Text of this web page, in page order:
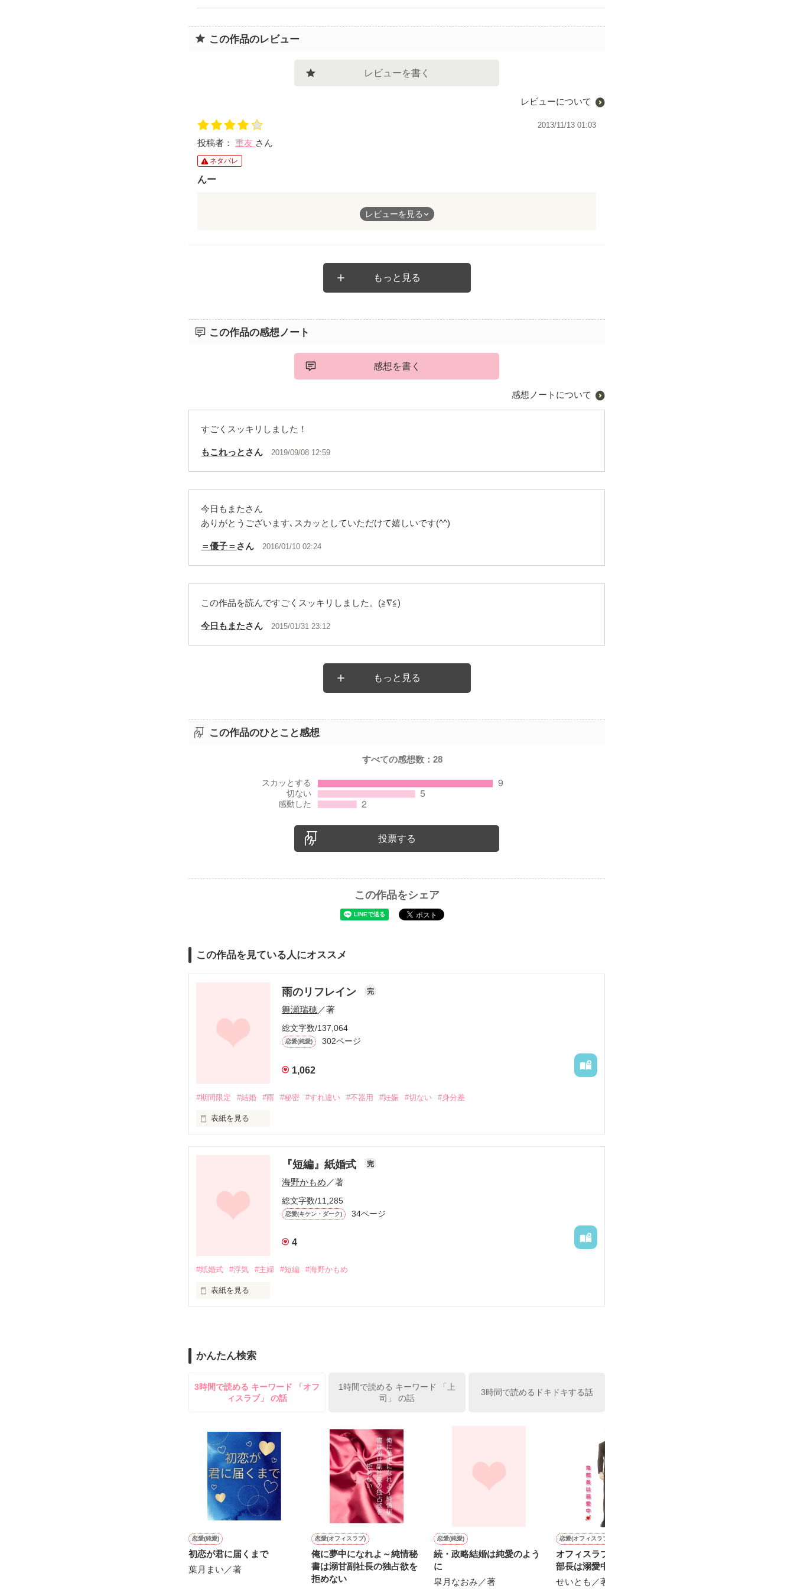
この作品のレビュー
レビューを書く
レビューについて
2013/11/13 01:03
投稿者：重友 さん
ネタバレ
んー
やり方は少し間違ってる気もしなくはないけど、調子に乗って何度も浮気を繰り返す男を潔く切
り「謝らないよ!!」と言った彼女に拍手です(笑)
短編の中に、しっかりと内容が凝縮されてたと思います。
レビューを見る
もっと見る
この作品の感想ノート
感想を書く
感想ノートについて
すごくスッキリしました！
もこれっと さん 2019/09/08 12:59
今日もまたさん
ありがとうございます､スカッとしていただけて嬉しいです(^^)
＝優子＝ さん 2016/01/10 02:24
この作品を読んですごくスッキリしました。(≧∇≦)
今日もまたさん 2015/01/31 23:12
もっと見る
この作品のひとこと感想
すべての感想数：28
投票する
この作品をシェア
この作品を見ている人にオススメ
雨のリフレイン 完
舞瀬瑞穂／著
総文字数/137,064
恋愛(純愛) 302ページ
1,062
#期間限定 #結婚 #雨 #秘密 #すれ違い #不器用 #妊娠 #切ない #身分差
表紙を見る
雨粒は私の涙を隠してくれる
いつも泣くのは1人きりの雨の日にしている
幸せな時間と寂しい時間の繰り返し
思い出は少ない方がいいの
いくら笑顔で頑張っていても
夢は看護師
八坂柊子（ やさか しゅうこ）
外科医
水上洸平（みずかみ こうへい）
『短編』紙婚式 完
海野かもめ ／著
総文字数/11,285
恋愛(キケン・ダーク) 34ページ
4
#紙婚式 #浮気 #主婦 #短編 #海野かもめ
表紙を見る
ベッドの中の亮は、普段の亮と違って。
魅惑的で、情熱的で、そして少しいじわるで。
§§§§§
わたしの旦那さまは
浮気をしているようです。
かんたん検索
3時間で読める キーワード 「オフ
ィスラブ」 の話
1時間で読める キーワード 「上
司」 の話
3時間で読めるドキドキする話
恋愛(純愛)
初恋が君に届くまで
葉月まい／著
恋愛(オフィスラブ)
俺に夢中になれよ～純情秘
書は溺甘副社長の独占欲を
拒めない
恋愛(純愛)
続・政略結婚は純愛のよう
に
皐月なおみ／著
恋愛(オフィスラブ)
オフィスラブは突然に〜鬼
部長は溺愛中〜
せいとも／著